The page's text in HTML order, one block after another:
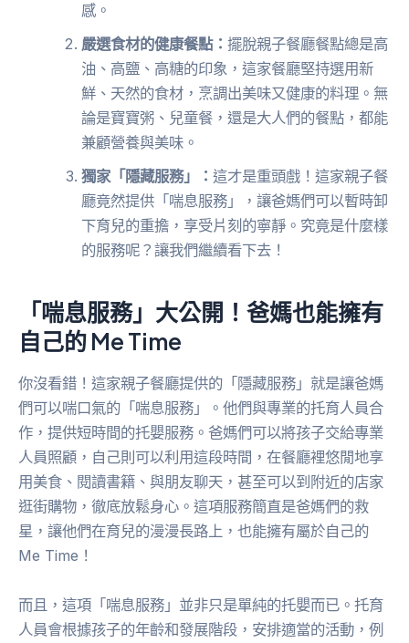
感。
嚴選食材的健康餐點：擺脫親子餐廳餐點總是高
油、高鹽、高糖的印象，這家餐廳堅持選用新
鮮、天然的食材，烹調出美味又健康的料理。無
論是寶寶粥、兒童餐，還是大人們的餐點，都能
兼顧營養與美味。
獨家「隱藏服務」：這才是重頭戲！這家親子餐
廳竟然提供「喘息服務」，讓爸媽們可以暫時卸
下育兒的重擔，享受片刻的寧靜。究竟是什麼樣
的服務呢？讓我們繼續看下去！
「喘息服務」大公開！爸媽也能擁有
自己的 Me Time
你沒看錯！這家親子餐廳提供的「隱藏服務」就是讓爸媽
們可以喘口氣的「喘息服務」。他們與專業的托育人員合
作，提供短時間的托嬰服務。爸媽們可以將孩子交給專業
人員照顧，自己則可以利用這段時間，在餐廳裡悠閒地享
用美食、閱讀書籍、與朋友聊天，甚至可以到附近的店家
逛街購物，徹底放鬆身心。這項服務簡直是爸媽們的救
星，讓他們在育兒的漫漫長路上，也能擁有屬於自己的
Me Time！
而且，這項「喘息服務」並非只是單純的托嬰而已。托育
人員會根據孩子的年齡和發展階段，安排適當的活動，例